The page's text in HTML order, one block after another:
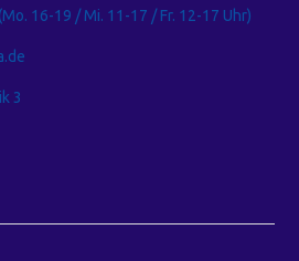
16-19 / Mi. 11-17 / Fr. 12-17 Uhr)
3